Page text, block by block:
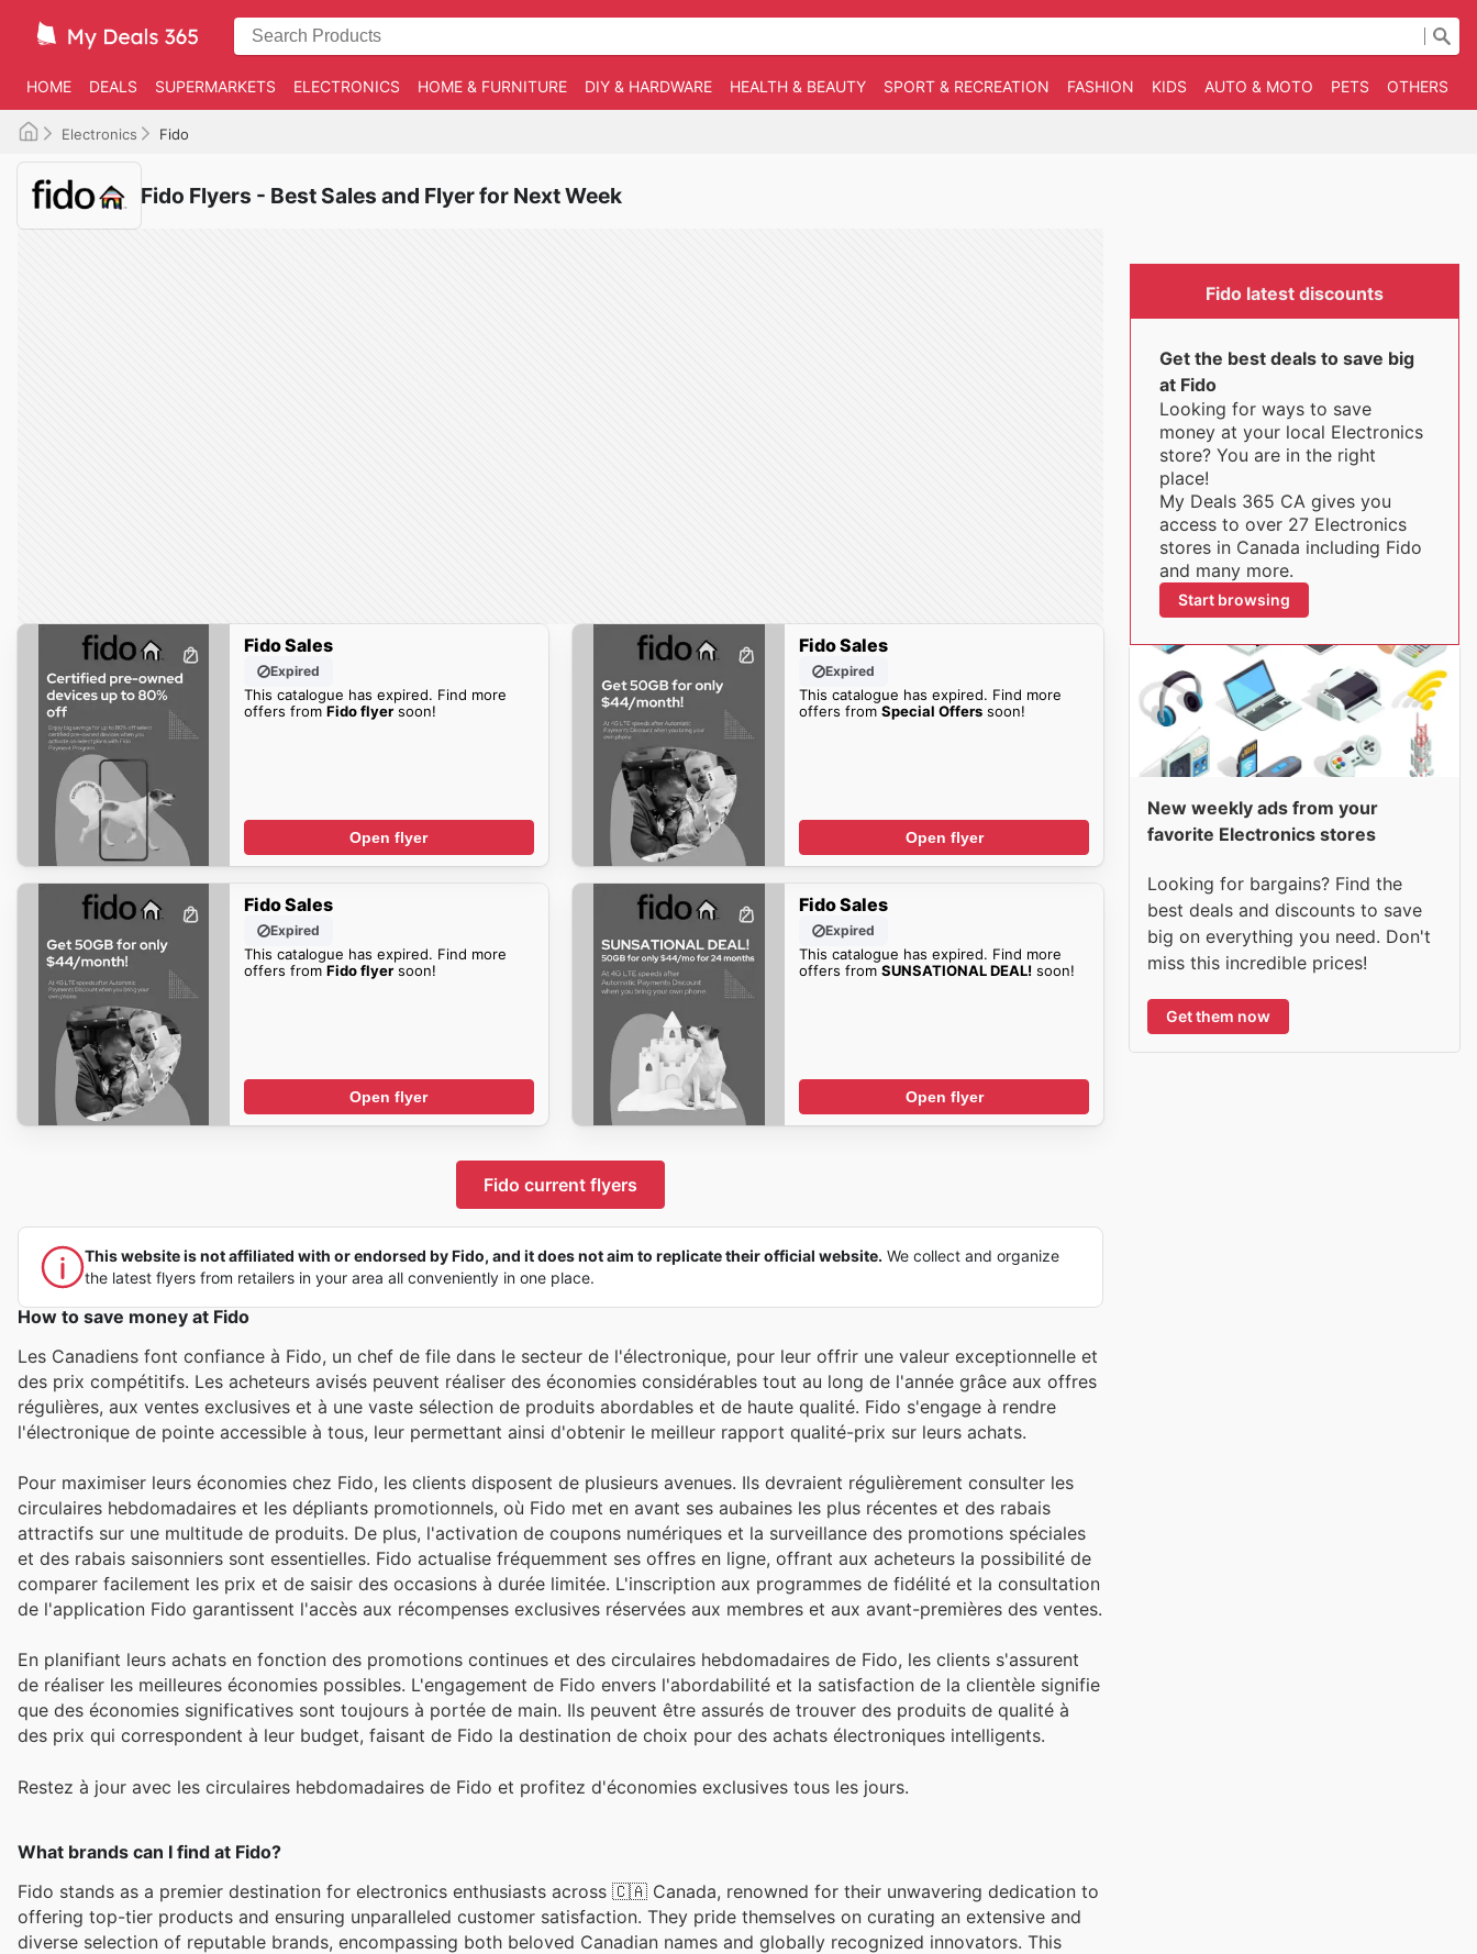
HOME DEALS SUPERMARKETS ELECTRONICS HOME & FURNITURE DIY & HARDWARE HEALTH & BEAUTY SPORT & RECREATION FASHION KIDS AUTO & MOTO PETS OTHERS
Electronics Fido
Fido Flyers - Best Sales and Flyer for Next Week
Fido Sales
Expired
This catalogue has expired. Find more
offers from Fido flyersoon!
Open flyer
Fido Sales
Expired
This catalogue has expired. Find more
offers fromSpecial Offers soon!
Open flyer
Fido Sales
Expired
This catalogue has expired. Find more
offers from Fido flyersoon!
Open flyer
Fido Sales
Expired
This catalogue has expired. Find more
offers fromSUNSATIONAL DEAL! soon!
Open flyer
Fido current flyers
This website is not affiliated with or endorsed by Fido, and it does not aim to replicate their official website. We collect and organize
the latest flyers from retailers in your area all conveniently in one place.
How to save money at Fido
Les Canadiens font confiance à Fido, un chef de file dans le secteur de l'électronique, pour leur offrir une valeur exceptionnelle et
des prix compétitifs. Les acheteurs avisés peuvent réaliser des économies considérables tout au long de l'année grâce aux offres
régulières, aux ventes exclusives et à une vaste sélection de produits abordables et de haute qualité. Fido s'engage à rendre
l'électronique de pointe accessible à tous, leur permettant ainsi d'obtenir le meilleur rapport qualité-prix sur leurs achats.
Pour maximiser leurs économies chez Fido, les clients disposent de plusieurs avenues. Ils devraient régulièrement consulter les
circulaires hebdomadaires et les dépliants promotionnels, où Fido met en avant ses aubaines les plus récentes et des rabais
attractifs sur une multitude de produits. De plus, l'activation de coupons numériques et la surveillance des promotions spéciales
et des rabais saisonniers sont essentielles. Fido actualise fréquemment ses offres en ligne, offrant aux acheteurs la possibilité de
comparer facilement les prix et de saisir des occasions à durée limitée. L'inscription aux programmes de fidélité et la consultation
de l'application Fido garantissent l'accès aux récompenses exclusives réservées aux membres et aux avant-premières des ventes.
En planifiant leurs achats en fonction des promotions continues et des circulaires hebdomadaires de Fido, les clients s'assurent
de réaliser les meilleures économies possibles. L'engagement de Fido envers l'abordabilité et la satisfaction de la clientèle signifie
que des économies significatives sont toujours à portée de main. Ils peuvent être assurés de trouver des produits de qualité à
des prix qui correspondent à leur budget, faisant de Fido la destination de choix pour des achats électroniques intelligents.
Restez à jour avec les circulaires hebdomadaires de Fido et profitez d'économies exclusives tous les jours.
What brands can I find at Fido?
Fido stands as a premier destination for electronics enthusiasts across 🇨🇦 Canada, renowned for their unwavering dedication to
offering top-tier products and ensuring unparalleled customer satisfaction. They pride themselves on curating an extensive and
diverse selection of reputable brands, encompassing both beloved Canadian names and globally recognized innovators. This
Fido latest discounts
Get the best deals to save big
at Fido
Looking for ways to save
money at your local Electronics
store? You are in the right
place!
My Deals 365 CA gives you
access to over 27 Electronics
stores in Canada including Fido
and many more.
Start browsing
New weekly ads from your
favorite Electronics stores
Looking for bargains? Find the
best deals and discounts to save
big on everything you need. Don't
miss this incredible prices!
Get them now